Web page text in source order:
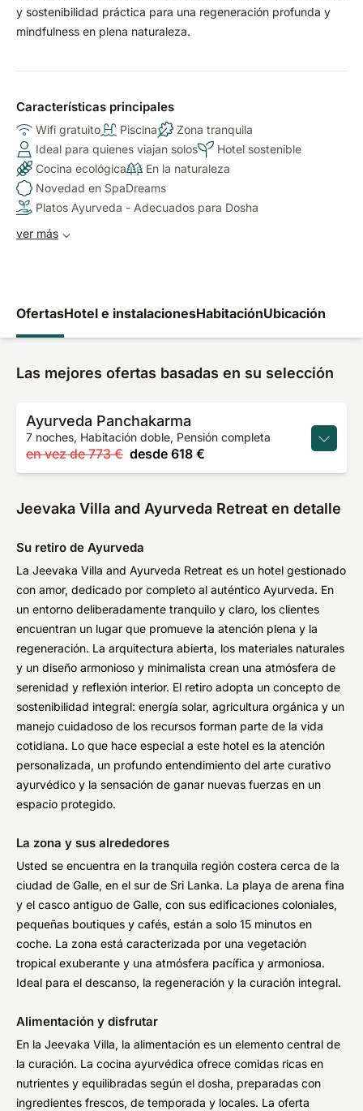
y sostenibilidad práctica para una regeneración profunda y
mindfulness en plena naturaleza.
Características principales
Wifi gratuito Piscina
Zona tranquila
Ideal para quienes viajan solos
Hotel sostenible
Cocina ecológica
En la naturaleza
Novedad en SpaDreams
Platos Ayurveda - Adecuados para Dosha
ver más
OfertasHotel e instalacionesHabitaciónUbicación
Las mejores ofertas basadas en su selección
Ayurveda Panchakarma
7 noches, Habitación doble, Pensión completa
en vez de 773 € desde 618 €
Jeevaka Villa and Ayurveda Retreat en detalle
Su retiro de Ayurveda
La Jeevaka Villa and Ayurveda Retreat es un hotel gestionado
con amor, dedicado por completo al auténtico Ayurveda. En
un entorno deliberadamente tranquilo y claro, los clientes
encuentran un lugar que promueve la atención plena y la
regeneración. La arquitectura abierta, los materiales naturales
y un diseño armonioso y minimalista crean una atmósfera de
serenidad y reflexión interior. El retiro adopta un concepto de
sostenibilidad integral: energía solar, agricultura orgánica y un
manejo cuidadoso de los recursos forman parte de la vida
cotidiana. Lo que hace especial a este hotel es la atención
personalizada, un profundo entendimiento del arte curativo
ayurvédico y la sensación de ganar nuevas fuerzas en un
espacio protegido.
La zona y sus alrededores
Usted se encuentra en la tranquila región costera cerca de la
ciudad de Galle, en el sur de Sri Lanka. La playa de arena fina
y el casco antiguo de Galle, con sus edificaciones coloniales,
pequeñas boutiques y cafés, están a solo 15 minutos en
coche. La zona está caracterizada por una vegetación
tropical exuberante y una atmósfera pacífica y armoniosa.
Ideal para el descanso, la regeneración y la curación integral.
Alimentación y disfrutar
En la Jeevaka Villa, la alimentación es un elemento central de
la curación. La cocina ayurvédica ofrece comidas ricas en
nutrientes y equilibradas según el dosha, preparadas con
ingredientes frescos, de temporada y locales. La oferta